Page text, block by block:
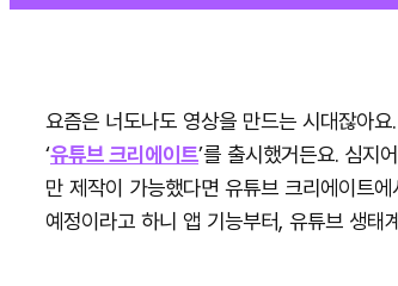
요즘은 너도나도 영상을 만드는 시대잖아
‘유튜브 크리에이트’를 출시했거든요. 심
만 제작이 가능했다면 유튜브 크리에이트
예정이라고 하니 앱 기능부터, 유튜브 생태